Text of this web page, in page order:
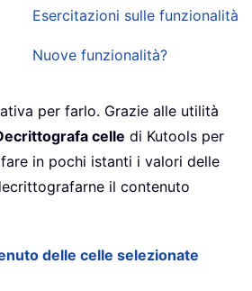
Esercitazioni sulle funzionalità
Nuove funzionalità?
per farlo. Grazie alle utilità
celle di Kutools per
in pochi istanti i valori delle
il contenuto
delle celle selezionate